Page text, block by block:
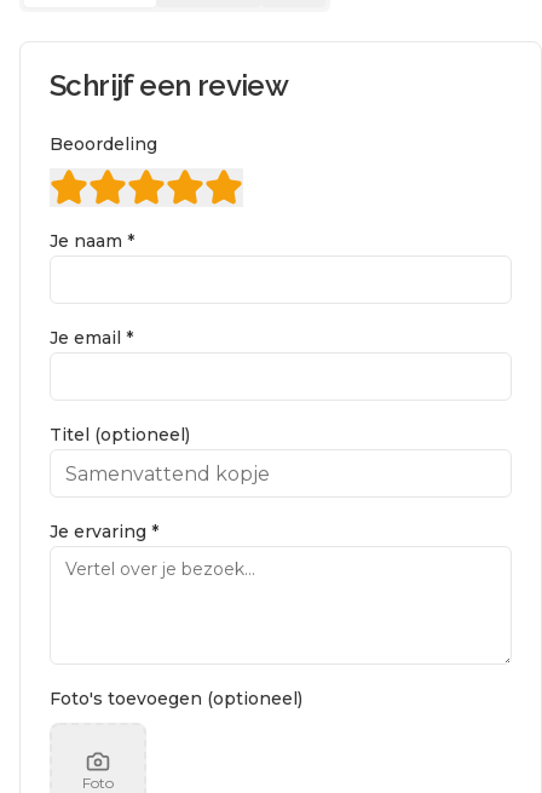
Schrijf een review
Beoordeling
Je naam *
Je email *
Titel (optioneel)
Je ervaring *
Foto's toevoegen (optioneel)
Foto